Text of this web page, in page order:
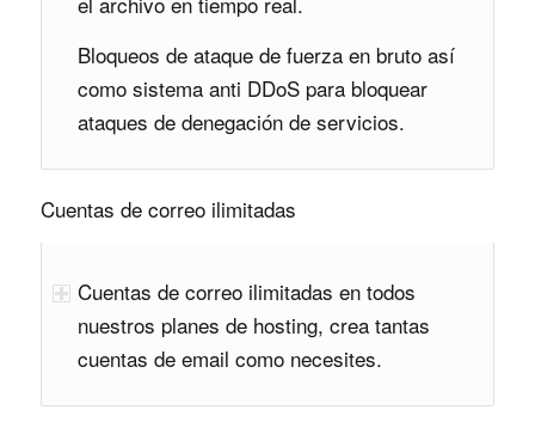
Bloqueos de ataque de fuerza en bruto así
como sistema anti DDoS para bloquear
ataques de denegación de servicios.
Cuentas de correo ilimitadas
Cuentas de correo ilimitadas en todos
nuestros planes de hosting, crea tantas
cuentas de email como necesites.